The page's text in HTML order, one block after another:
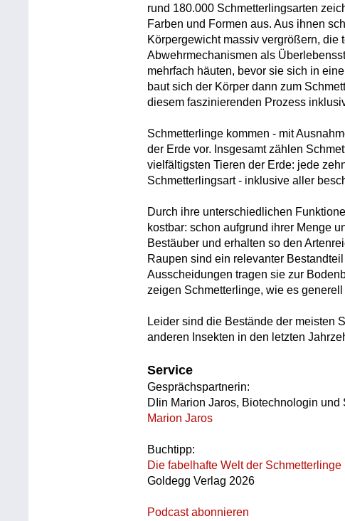
rund 180.000 Schmetterlingsarten
Farben und Formen aus. Aus ihnen
Körpergewicht massiv vergrößern, die
Abwehrmechanismen als
mehrfach häuten, bevor sie sich in
baut sich der Körper dann zum
diesem faszinierenden Prozess
Schmetterlinge kommen - mit
der Erde vor. Insgesamt zählen
vielfältigsten Tieren der Erde: jede
Schmetterlingsart - inklusive aller
Durch ihre unterschiedlichen
kostbar: schon aufgrund ihrer Menge
Bestäuber und erhalten so den
Raupen sind ein relevanter
Ausscheidungen tragen sie zur
zeigen Schmetterlinge, wie es
Leider sind die Bestände der meisten
anderen Insekten in den letzten
Service
Gesprächspartnerin:
DIin Marion Jaros, Biotechnologin und
Marion Jaros
Buchtipp:
Die fabelhafte Welt der Schmetterlinge
Goldegg Verlag 2026
Podcast abonnieren